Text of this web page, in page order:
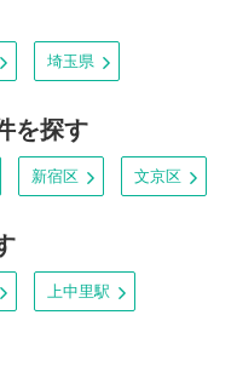
埼玉県
を探す
新宿区 文京区
上中里駅